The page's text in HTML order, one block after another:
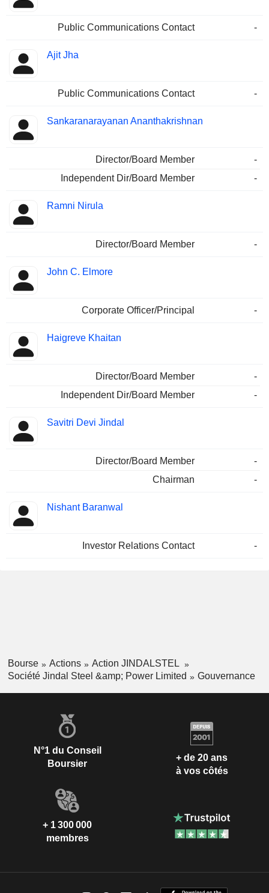
Public Communications Contact -
Ajit Jha
Public Communications Contact -
Sankaranarayanan Ananthakrishnan
Director/Board Member
-
Independent Dir/Board Member
-
Ramni Nirula
Director/Board Member -
John C. Elmore
Corporate Officer/Principal -
Haigreve Khaitan
Director/Board Member
-
Independent Dir/Board Member
-
Savitri Devi Jindal
Director/Board Member
-
Chairman
-
Nishant Baranwal
Investor Relations Contact -
Bourse Actions
Action JINDALSTEL
Société Jindal Steel &amp; Power Limited
Gouvernance
N°1 du Conseil
Boursier
+ de 20 ans
à vos côtés
+ 1 300 000
membres